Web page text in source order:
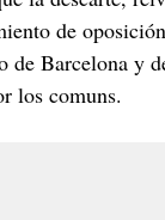
de
de Barcelona y
los comuns.